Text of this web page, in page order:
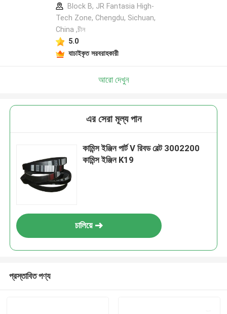
Block B, JR Fantasia High-
Tech Zone, Chengdu, Sichuan,
China ,চীন
5.0
যাচাইকৃত সরবরাহকারী
আরো দেখুন
এর সেরা মূল্য পান
কামিন্স ইঞ্জিন পার্ট V রিবড বেল্ট 3002200
কামিন্স ইঞ্জিন K19
চালিয়ে
প্রস্তাবিত পণ্য